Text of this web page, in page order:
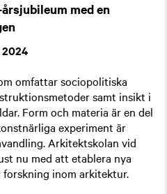
med en
2024
omfattar sociopolitiska
samt insikt i
Form och materia är en del
experiment är
Arkitektskolan vid
nu med att etablera nya
inom arkitektur.